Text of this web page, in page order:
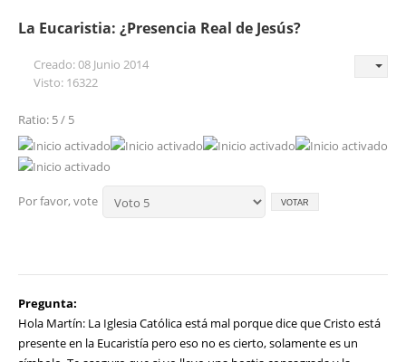
La Eucaristia: ¿Presencia Real de Jesús?
Creado: 08 Junio 2014
Visto: 16322
Ratio: 5 / 5
Por favor, vote
Pregunta:
Hola Martín: La Iglesia Católica está mal porque dice que Cristo está
presente en la Eucaristía pero eso no es cierto, solamente es un